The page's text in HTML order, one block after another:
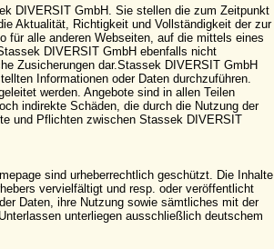
DIVERSIT GmbH. Sie stellen die zum Zeitpunkt
Aktualität, Richtigkeit und Vollständigkeit der zur
für alle anderen Webseiten, auf die mittels eines
DIVERSIT GmbH ebenfalls nicht
Zusicherungen dar.Stassek DIVERSIT GmbH
Informationen oder Daten durchzuführen.
werden. Angebote sind in allen Teilen
indirekte Schäden, die durch die Nutzung der
und Pflichten zwischen Stassek DIVERSIT
sind urheberrechtlich geschützt. Die Inhalte
vervielfältigt und resp. oder veröffentlicht
Daten, ihre Nutzung sowie sämtliches mit der
unterliegen ausschließlich deutschem